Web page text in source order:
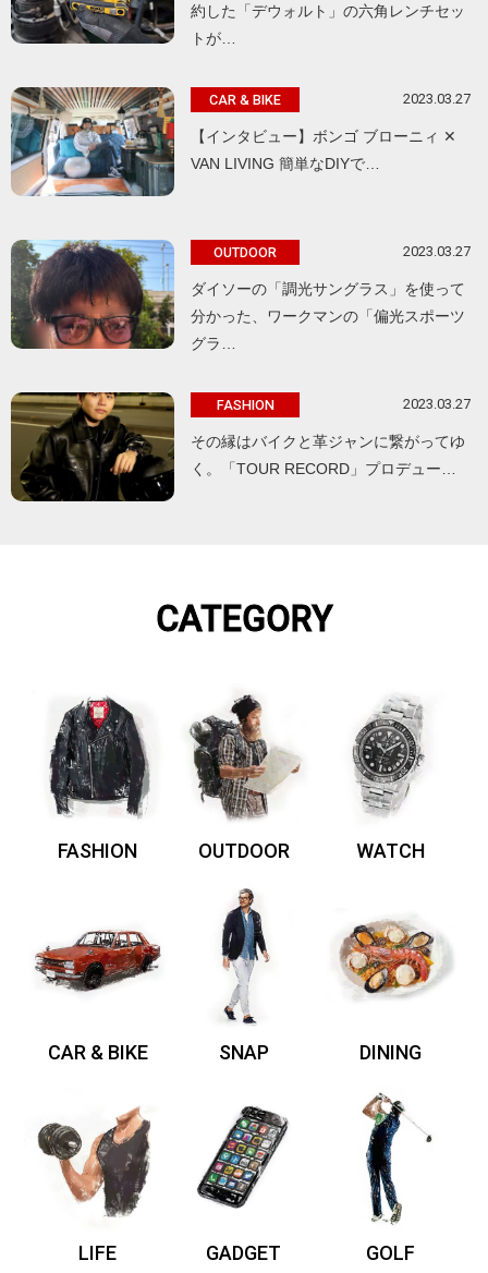
約した「デウォルト」の六角レンチセッ
トが…
CAR & BIKE 2023.03.27
【インタビュー】ボンゴ ブローニィ ✕
VAN LIVING 簡単なDIYで…
OUTDOOR 2023.03.27
ダイソーの「調光サングラス」を使って
分かった、ワークマンの「偏光スポーツ
グラ…
FASHION 2023.03.27
その縁はバイクと革ジャンに繋がってゆ
く。「TOUR RECORD」プロデュー…
CATEGORY
FASHION OUTDOOR WATCH
CAR & BIKE SNAP DINING
LIFE GADGET GOLF